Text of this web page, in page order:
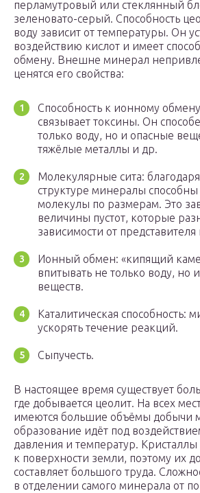
перламутровый или стеклянный
зеленовато-серый. Способность
воду зависит от температуры. Он
воздействию кислот и имеет
обмену. Внешне минерал
ценятся его свойства:
Способность к ионному
связывает токсины. Он
только воду, но и опасные
тяжёлые металлы и др.
Молекулярные сита:
структуре минералы способны
молекулы по размерам. Это
величины пустот, которые
зависимости от представителя
Ионный обмен: «кипящий
впитывать не только воду, но
веществ.
Каталитическая способность:
ускорять течение реакций.
Сыпучесть.
В настоящее время существует
где добывается цеолит. На всех
имеются большие объёмы добычи
образование идёт под
давления и температур. Кристаллы
к поверхности земли, поэтому их
составляет большого труда.
в отделении самого минерала от